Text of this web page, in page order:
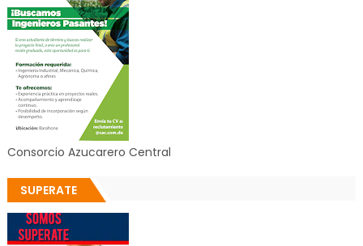
Consorcio Azucarero Central
SUPERATE